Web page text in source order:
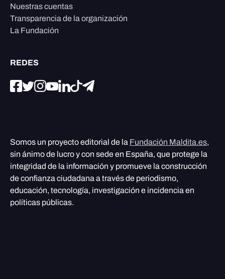
Nuestras cuentas
Transparencia de la organización
La Fundación
REDES
Somos un proyecto editorial de la Fundación Maldita.es,
sin ánimo de lucro y con sede en España, que protege la
integridad de la información y promueve la construcción
de confianza ciudadana a través de periodismo,
educación, tecnología, investigación e incidencia en
políticas públicas.